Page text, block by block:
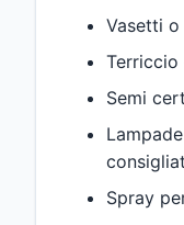
Vasetti
Terriccio
Semi
Spray